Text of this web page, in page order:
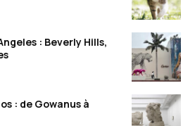
: Beverly Hills,
: de Gowanus à